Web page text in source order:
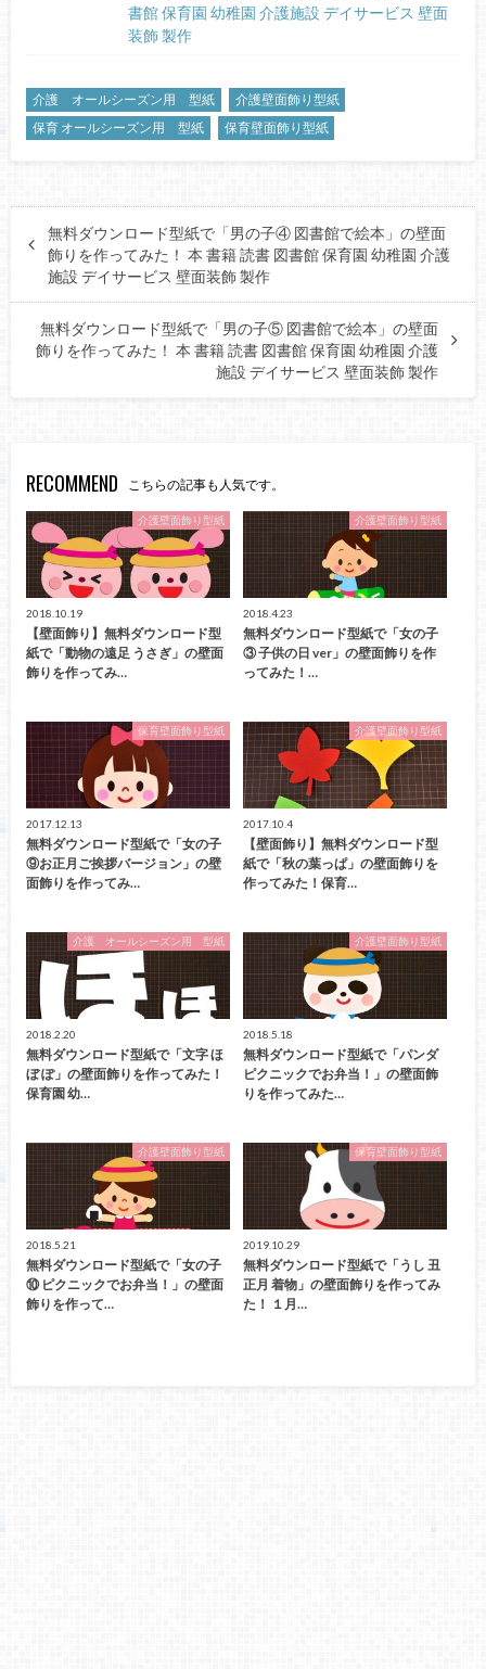
書館 保育園 幼稚園 介護施設 デイサービス 壁面
装飾 製作
介護 オールシーズン用 型紙
介護壁面飾り型紙
保育 オールシーズン用 型紙
保育壁面飾り型紙
無料ダウンロード型紙で「男の子④ 図書館で絵本」の壁面
飾りを作ってみた！ 本 書籍 読書 図書館 保育園 幼稚園 介護
施設 デイサービス 壁面装飾 製作
無料ダウンロード型紙で「男の子⑤ 図書館で絵本」の壁面
飾りを作ってみた！ 本 書籍 読書 図書館 保育園 幼稚園 介護
施設 デイサービス 壁面装飾 製作
RECOMMEND こちらの記事も人気です。
介護壁面飾り型紙
2018.10.19
【壁面飾り】無料ダウンロード型
紙で「動物の遠足 うさぎ」の壁面
飾りを作ってみ…
介護壁面飾り型紙
2018.4.23
無料ダウンロード型紙で「女の子
③ 子供の日 ver」の壁面飾りを作
ってみた！…
保育壁面飾り型紙
2017.12.13
無料ダウンロード型紙で「女の子
⑨お正月ご挨拶バージョン」の壁
面飾りを作ってみ…
介護壁面飾り型紙
2017.10.4
【壁面飾り】無料ダウンロード型
紙で「秋の葉っぱ」の壁面飾りを
作ってみた！保育…
介護 オールシーズン用 型紙
2018.2.20
無料ダウンロード型紙で「文字 ほ
ぼ ぽ」の壁面飾りを作ってみた！
保育園 幼…
介護壁面飾り型紙
2018.5.18
無料ダウンロード型紙で「パンダ
ピクニックでお弁当！」の壁面飾
りを作ってみた…
介護壁面飾り型紙
2018.5.21
無料ダウンロード型紙で「女の子
⑩ ピクニックでお弁当！」の壁面
飾りを作って…
保育壁面飾り型紙
2019.10.29
無料ダウンロード型紙で「うし 丑
正月 着物」の壁面飾りを作ってみ
た！ １月…